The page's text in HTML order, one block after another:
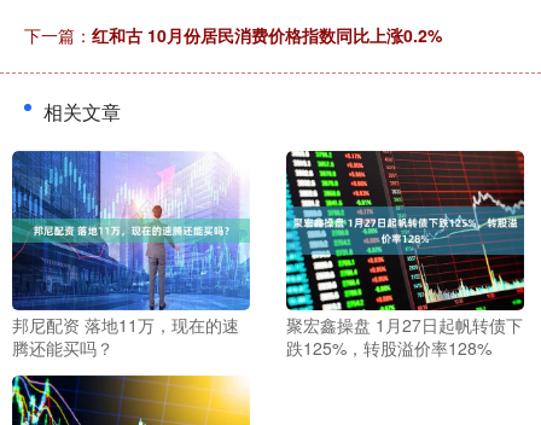
下一篇： 红和古 10月份居民消费价格指数同比上涨0.2%
相关文章
邦尼配资 落地11万，现在的速
腾还能买吗？
聚宏鑫操盘 1月27日起帆转债下
跌125%，转股溢价率128%